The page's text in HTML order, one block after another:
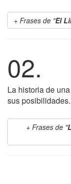
Frases de "El
02.
La historia de
sus posibilidades.
Frases de "